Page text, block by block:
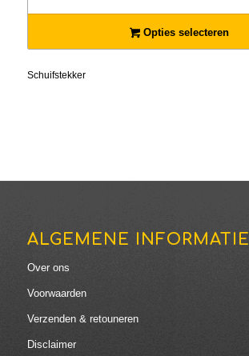
€63.75
Opties selecteren
Schuifstekker
ALGEMENE INFORMATIE
Over ons
Voorwaarden
Verzenden & retouneren
Disclaimer